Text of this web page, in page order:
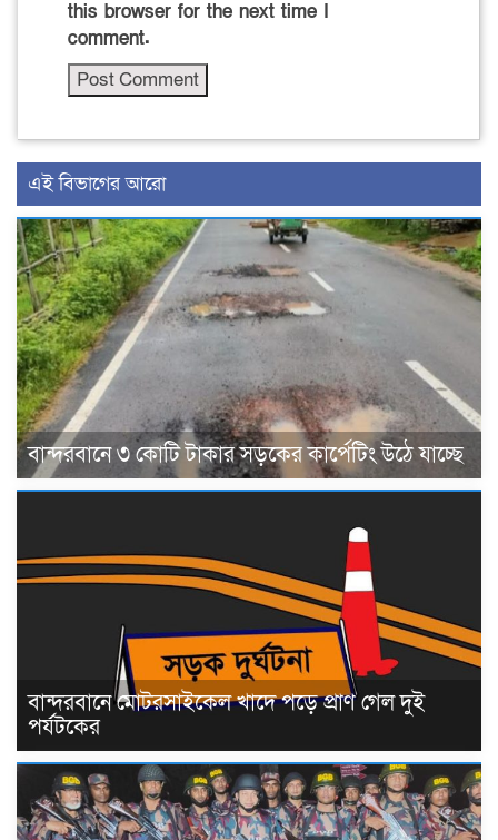
this browser for the next time I
comment.
এই বিভাগের আরো
বান্দরবানে ৩ কোটি টাকার সড়কের কার্পেটিং উঠে যাচ্ছে
বান্দরবানে মোটরসাইকেল খাদে পড়ে প্রাণ গেল দুই
পর্যটকের